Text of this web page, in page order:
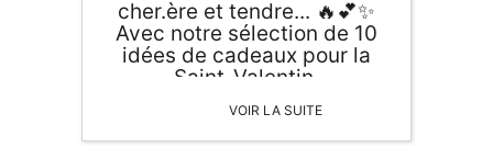
cher.ère et tendre... 🔥💕✨
Avec notre sélection de 10
idées de cadeaux pour la
Saint-Valentin,
reconquérissez...
reconquérez... reconqu-...
bref, re-péchotez l'élu de
VOIR LA SUITE